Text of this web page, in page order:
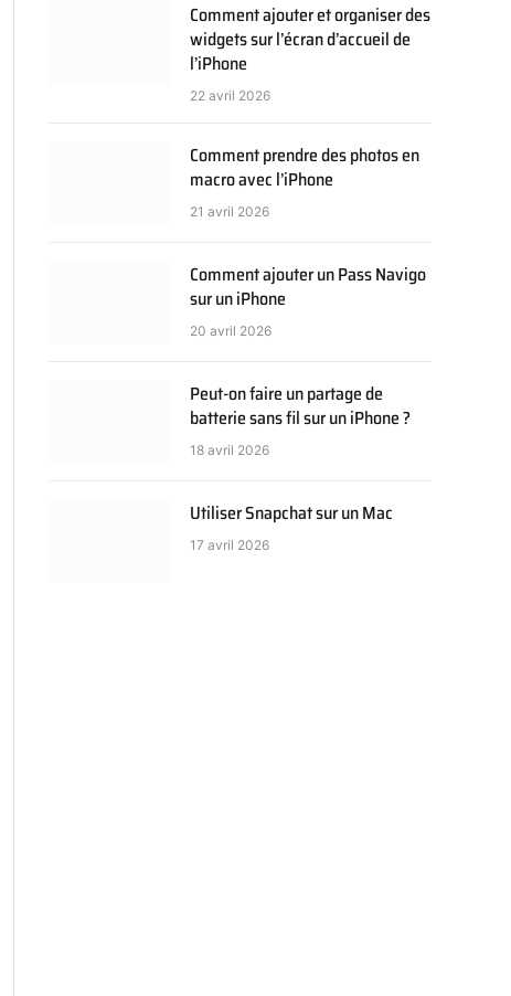
Comment ajouter et organiser des
widgets sur l’écran d’accueil de
l’iPhone
22 avril 2026
Comment prendre des photos en
macro avec l’iPhone
21 avril 2026
Comment ajouter un Pass Navigo
sur un iPhone
20 avril 2026
Peut-on faire un partage de
batterie sans fil sur un iPhone ?
18 avril 2026
Utiliser Snapchat sur un Mac
17 avril 2026